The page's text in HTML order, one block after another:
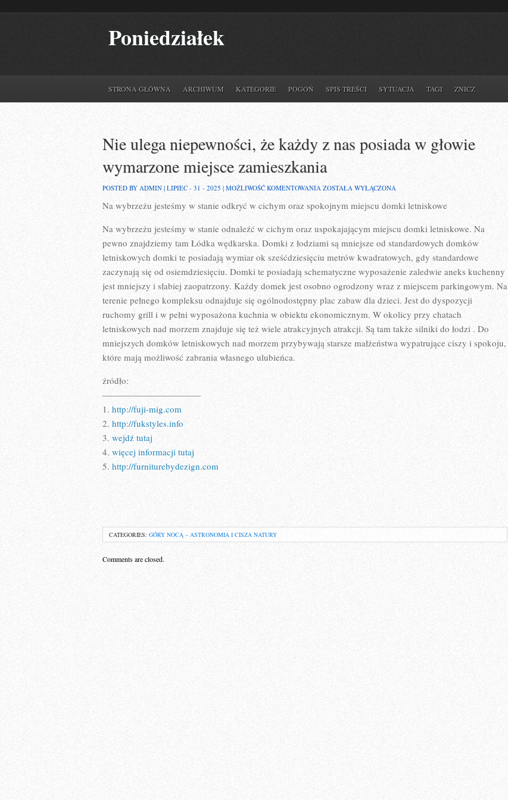
Poniedziałek
STRONA GŁÓWNA ARCHIWUM KATEGORIE POGOŃ SPIS TREŚCI SYTUACJA TAGI ZNICZ
Nie ulega niepewności, że każdy z nas posiada w głowie
wymarzone miejsce zamieszkania
POSTED BY ADMIN | LIPIEC - 31 - 2025 | MOŻLIWOŚĆ KOMENTOWANIA NIE
NIEPEWNOŚCI,
ŻE
Z
NAS
POSIADA
W
GŁOWIE
WYMARZONE
MIEJSCE
ZAMIESZKANIA
ZOSTAŁA WYŁĄCZONA
Na wybrzeżu jesteśmy w stanie odkryć w cichym oraz spokojnym miejscu domki letniskowe
Na wybrzeżu jesteśmy w stanie odnaleźć w cichym oraz uspokajającym miejscu domki letniskowe. Na
pewno znajdziemy tam Łódka wędkarska. Domki z łodziami są mniejsze od standardowych domków
letniskowych domki te posiadają wymiar ok sześćdziesięciu metrów kwadratowych, gdy standardowe
zaczynają się od osiemdziesięciu. Domki te posiadają schematyczne wyposażenie zaledwie aneks kuchenny
jest mniejszy i słabiej zaopatrzony. Każdy domek jest osobno ogrodzony wraz z miejscem parkingowym. Na
terenie pełnego kompleksu odnajduje się ogólnodostępny plac zabaw dla dzieci. Jest do dyspozycji
ruchomy grill i w pełni wyposażona kuchnia w obiektu ekonomicznym. W okolicy przy chatach
letniskowych nad morzem znajduje się też wiele atrakcyjnych atrakcji. Są tam także silniki do łodzi . Do
mniejszych domków letniskowych nad morzem przybywają starsze małżeństwa wypatrujące ciszy i spokoju,
które mają możliwość zabrania własnego ulubieńca.
źródło:
———————————
1. http://fuji-mig.com
2. http://fukstyles.info
3. wejdź tutaj
4. więcej informacji tutaj
5. http://furniturebydezign.com
CATEGORIES: GÓRY NOCĄ – ASTRONOMIA I CISZA NATURY
Comments are closed.